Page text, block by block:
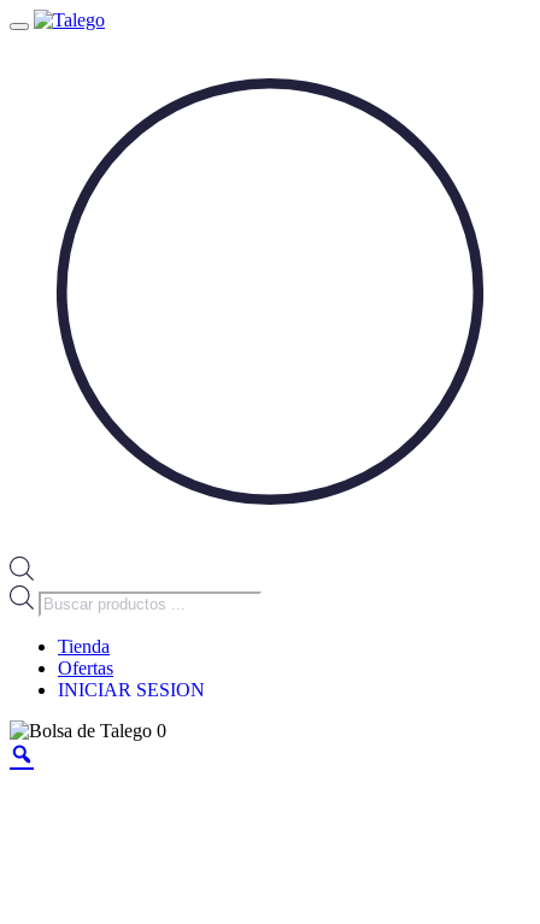
Búsqueda
de
productos
Tienda
Ofertas
INICIAR SESION
0